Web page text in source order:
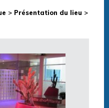
> Présentation du lieu >